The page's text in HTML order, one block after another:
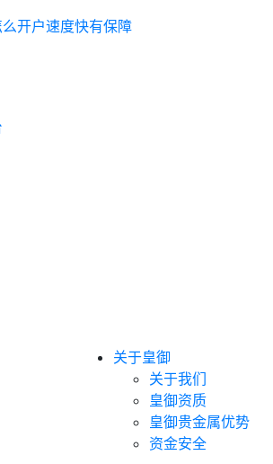
开户速度快有保障
关于皇御
关于我们
皇御资质
皇御贵金属优势
资金安全